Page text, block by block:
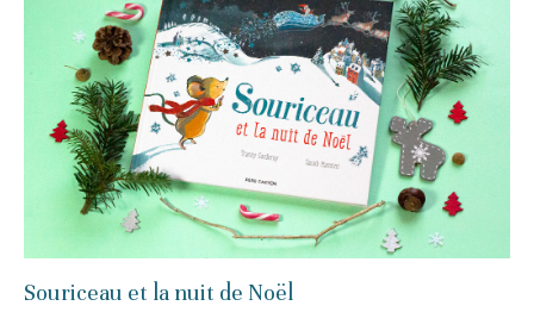
Souriceau et la nuit de Noël